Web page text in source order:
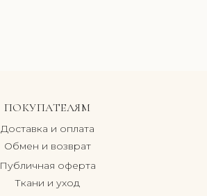
ПОКУПАТЕЛЯМ
Ткани и уход
Доставка и оплата
Обмен и возврат
Публичная оферта